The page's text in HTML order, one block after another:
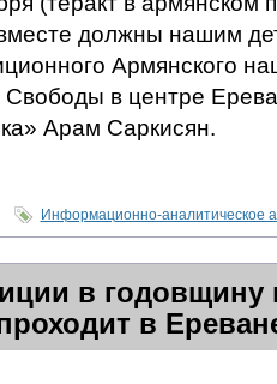
должны нашим
Армянского
в центре
Арам Саркисян.
Информационно-аналитическое
в годовщину
в